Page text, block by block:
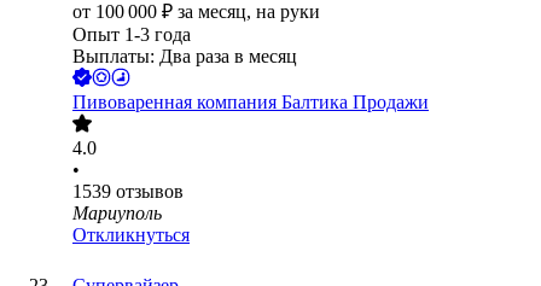
от 100 000 ₽ за месяц, на руки
Опыт 1-3 года
Выплаты: Два раза в месяц
Пивоваренная компания Балтика Продажи
4.0
•
1539 отзывов
Мариуполь
Откликнуться